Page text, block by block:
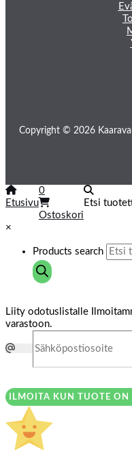
Copyright © 2026
Etusivu
0
Ostoskori
Etsi
×
Products search
Liity odotuslistalle
varastoon.
ILMOITA KUN TUOTE ON